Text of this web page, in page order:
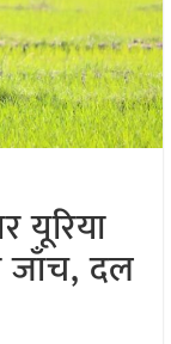
यूरिया
जाँच, दल